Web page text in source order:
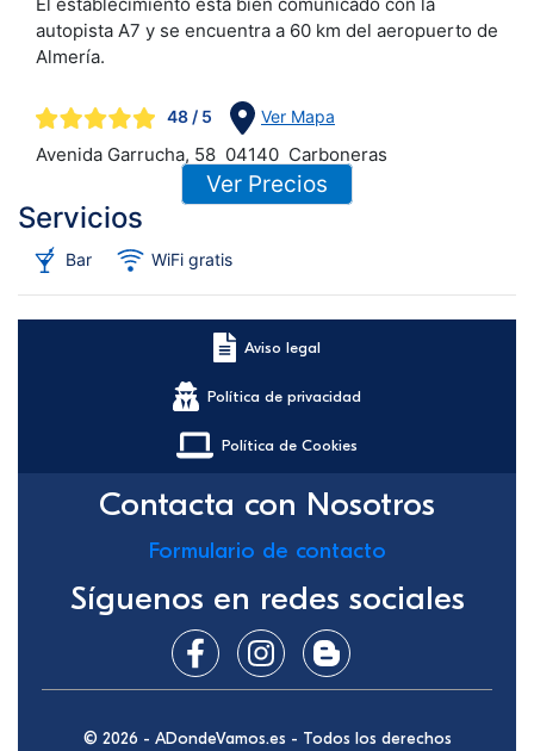
autopista A7 y se encuentra a 60 km del aeropuerto de
Almería.
48 / 5 Ver Mapa
Avenida Garrucha, 58 04140 Carboneras
Ver Precios
Servicios
Bar WiFi gratis
Aviso legal
Política de privacidad
Política de Cookies
Contacta con Nosotros
Formulario de contacto
Síguenos en redes sociales
© 2026 - ADondeVamos.es - Todos los derechos